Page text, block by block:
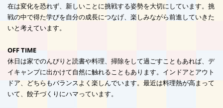
在は変化を恐れず、新しいことに挑戦する姿勢を大切にしています。挑
戦の中で得た学びを自分の成長につなげ、楽しみながら前進していきた
いと考えています。
OFF TIME
休日は家でのんびりと読書や料理、掃除をして過ごすこともあれば、デ
イキャンプに出かけて自然に触れることもあります。インドアとアウト
ドア、どちらもバランスよく楽しんでいます。最近は料理熱が高まって
いて、餃子づくりにハマっています。